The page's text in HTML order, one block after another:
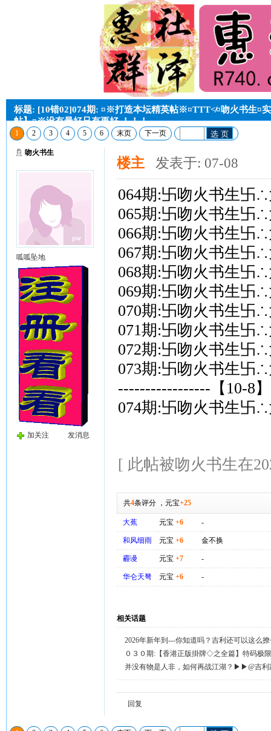
标题: [10错02]074期: ¤※打造本坛精英帖※¤TTT≮¤吻火书生¤
帖】¤※没有最好只有更好 ！！！
1 2 3 4 5 6 末页 下一页 选 页
吻火书生
呱呱坠地
加关注 发消息
楼主 发表于: 07-08
064期:卐吻火书生卐
065期:卐吻火书生卐
066期:卐吻火书生卐
067期:卐吻火书生卐
068期:卐吻火书生卐
069期:卐吻火书生卐
070期:卐吻火书生卐
071期:卐吻火书生卐
072期:卐吻火书生卐
073期:卐吻火书生卐
-----------------【10-8
074期:卐吻火书生卐
[ 此帖被吻火书生在
共4条评分， 元宝+25
大蕉 元宝 +6 -
和风细雨 元宝 +6 金不换
霾谩 元宝 +7 -
华仑天弩 元宝 +6 -
相关话题
2026年新年到---你知道吗？吉利还可以这么
天天送58元宝，只需签到就有。
０３０期:【香港正版掛牌◇之全篇】特码极
整正版◇综合资料】←已更新.
并没有物是人非，如何再战江湖？▶▶@吉利
回复留言◀◀
回复